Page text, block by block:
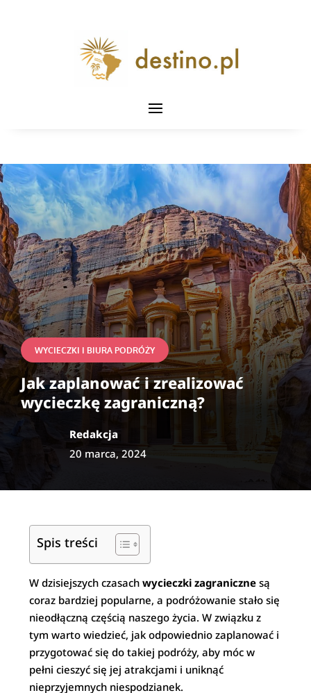
WYCIECZKI I BIURA PODRÓŻY
Jak zaplanować i zrealizować
wycieczkę zagraniczną?
Redakcja
20 marca, 2024
Spis treści
W dzisiejszych czasachwycieczki zagraniczne są
coraz bardziej popularne, a podróżowanie stało się
nieodłączną częścią naszego życia. W związku z
tym warto wiedzieć, jak odpowiednio zaplanować i
przygotować się do takiej podróży, aby móc w
pełni cieszyć się jej atrakcjami i uniknąć
nieprzyjemnych niespodzianek.